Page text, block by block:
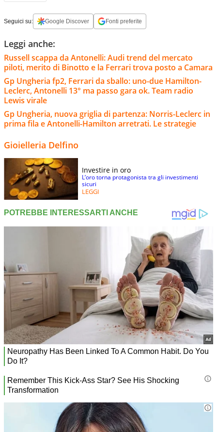
Seguici su: Google Discover Fonti preferite
Leggi anche:
Russell scappa da Antonelli: Audi trend del mercato
piloti, merito di Binotto e la Ferrari trova posto a Camara
Gp Ungheria fp2, Ferrari da sballo: uno-due Hamilton-
Leclerc, Antonelli 13° ma passo gara ok. Team radio
Lewis virale
Gp Ungheria, nuova griglia di partenza: Norris-Leclerc in
prima fila e Antonelli-Hamilton arretrati. Le strategie
Gioielleria Delfino
Investire in oro
L’oro torna protagonista tra gli investimenti
sicuri
LEGGI